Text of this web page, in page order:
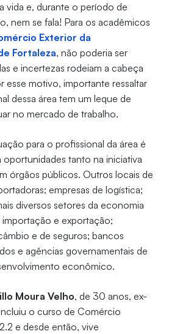
vida e, durante o período de
nem se fala! Para os acadêmicos
Exterior da
Fortaleza, não poderia ser
e incertezas rodeiam a cabeça
esse motivo, importante ressaltar
dessa área tem um leque de
no mercado de trabalho.
para o profissional da área é
oportunidades tanto na iniciativa
órgãos públicos. Outros locais de
empresas de logística;
diversos setores da economia
e exportação;
e de seguros; bancos
e agências governamentais de
econômico.
Moura Velho, de 30 anos, ex-
o curso de Comércio
e desde então, vive